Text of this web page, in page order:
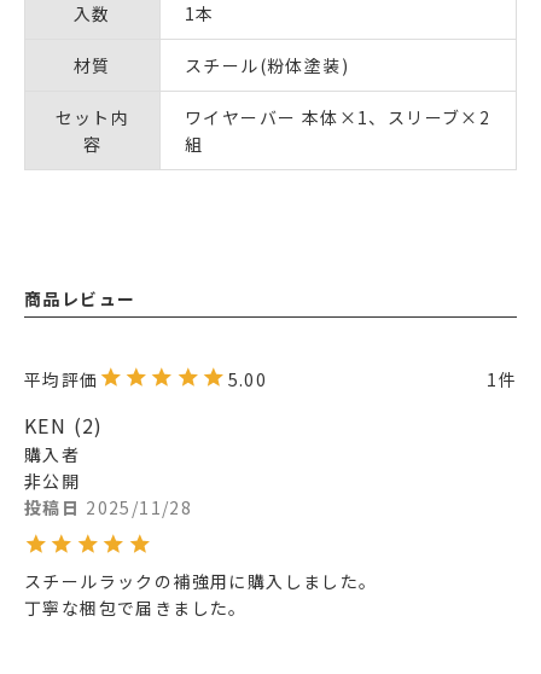
入数 1本
材質 スチール(粉体塗装)
セット内
容
ワイヤーバー 本体×1、スリーブ×2
組
商品レビュー
5.00 1
KEN 2
購入者
非公開
投稿日 2025/11/28
スチールラックの補強用に購入しました。
丁寧な梱包で届きました。